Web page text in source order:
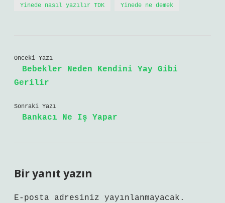
Yinede nasıl yazılır TDK Yinede ne demek
Önceki Yazı
Bebekler Neden Kendini Yay Gibi
Gerilir
Sonraki Yazı
Bankacı Ne Iş Yapar
Bir yanıt yazın
E-posta adresiniz yayınlanmayacak.